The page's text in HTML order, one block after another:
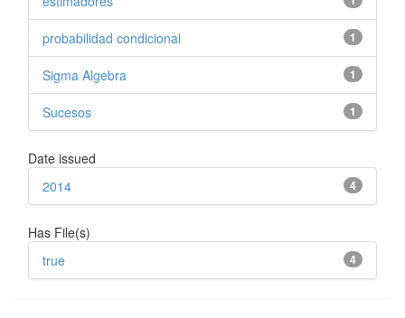
1
probabilidad condicional
1
Sigma Algebra
1
Sucesos
Date issued
4
2014
Has File(s)
4
true